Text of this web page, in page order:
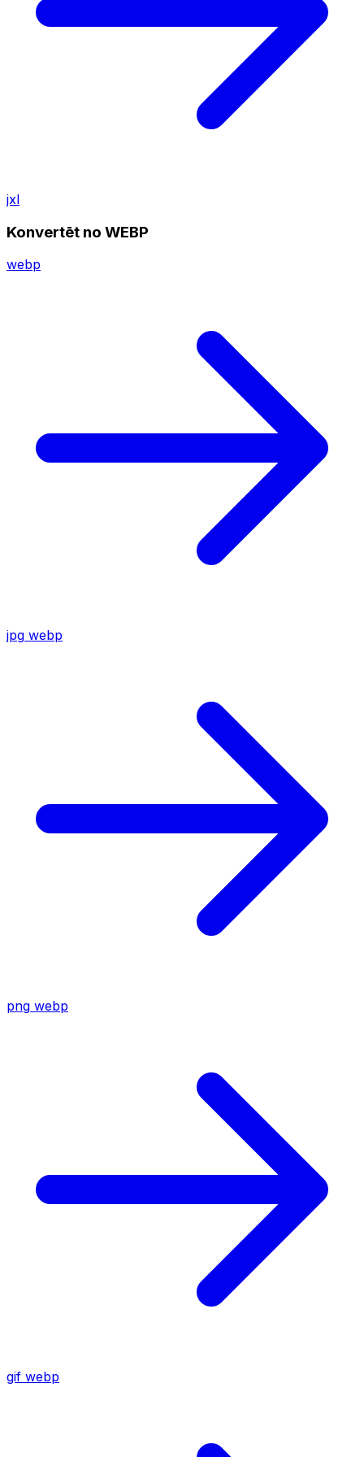
jxl
Konvertēt no WEBP
webp
jpg webp
png webp
gif webp